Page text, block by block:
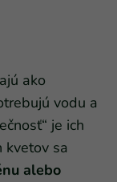
ako
vodu a
je ich
kvetov sa
alebo